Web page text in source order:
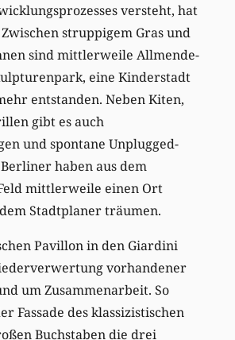
versteht, hat
struppigem Gras und
sind mittlerweile Allmende-
eine Kinderstadt
entstanden. Neben Kiten,
gibt es auch
und spontane Unplugged-
haben aus dem
mittlerweile einen Ort
Stadtplaner träumen.
Pavillon in den Giardini
vorhandener
um Zusammenarbeit. So
Fassade des klassizistischen
Buchstaben die drei